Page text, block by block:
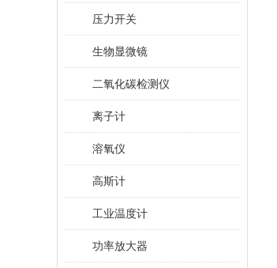
压力开关
生物显微镜
二氧化碳检测仪
离子计
溶氧仪
高斯计
工业温度计
功率放大器